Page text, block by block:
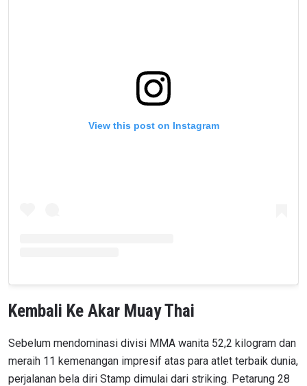
View this post on Instagram
Kembali Ke Akar Muay Thai
Sebelum mendominasi divisi MMA wanita 52,2 kilogram dan
meraih 11 kemenangan impresif atas para atlet terbaik dunia,
perjalanan bela diri Stamp dimulai dari striking. Petarung 28